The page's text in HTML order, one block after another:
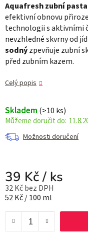
Aquafresh zubní
efektivní obnovu
technologii s aktivními
nevzhledné skvrny od
sodnýzpevňuje zubní
před zubním kazem.
Celý popis
Skladem (>10 ks)
Možnosti doručení
39 Kč/ ks
32 Kč bez DPH
Měrná cena:
52 Kč / 100 ml